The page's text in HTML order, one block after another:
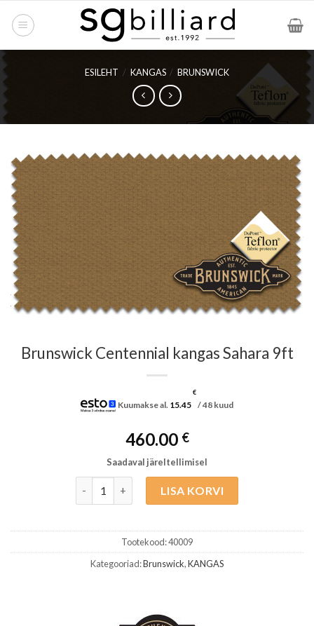
ESILEHT / KANGAS / BRUNSWICK
Brunswick Centennial kangas Sahara 9ft
Kuumakse al. 15.45
€
/ 48 kuud
460.00 €
Saadaval järeltellimisel
LISA KORVI
Tootekood:40009
Kategooriad:Brunswick,KANGAS